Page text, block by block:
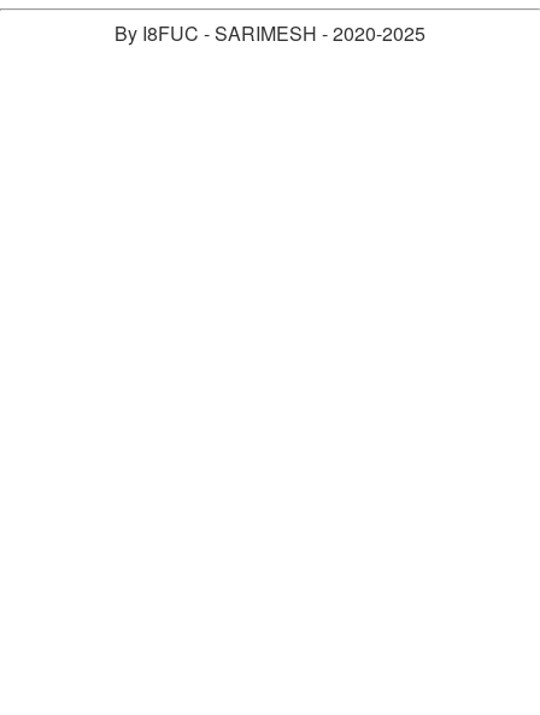
By I8FUC - SARIMESH - 2020-2025